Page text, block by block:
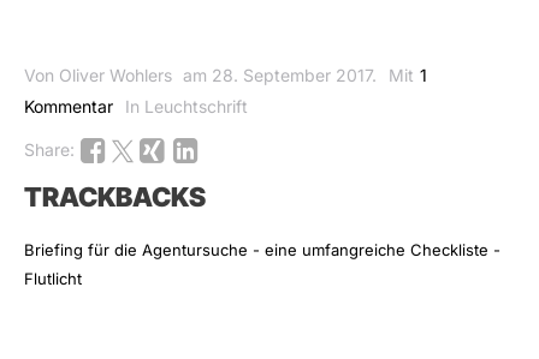
Von Oliver Wohlers am 28. September 2017. Mit 1
Kommentar
In Leuchtschrift
Share:
TRACKBACKS
Briefing für die Agentursuche - eine umfangreiche Checkliste -
Flutlicht